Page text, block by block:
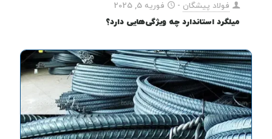
فولاد پیشگان -
فوریه 5, 2025
میلگرد استاندارد چه ویژگی‌هایی دارد؟